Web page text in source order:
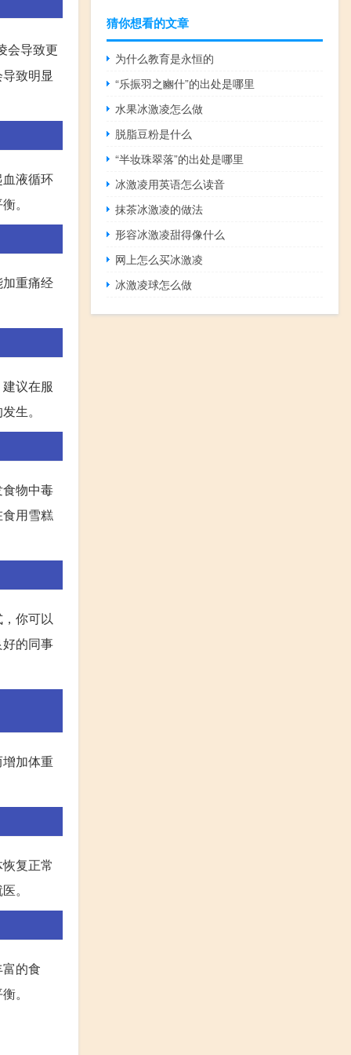
会导致更
致明显
液循环
。
重痛经
议在服
生。
物中毒
用雪糕
你可以
的同事
加体重
复正常
。
的食
。
猜你想看的文章
为什么教育是永恒的
“乐振羽之豳什”的出处是哪里
水果冰激凌怎么做
脱脂豆粉是什么
“半妆珠翠落”的出处是哪里
冰激凌用英语怎么读音
抹茶冰激凌的做法
形容冰激凌甜得像什么
网上怎么买冰激凌
冰激凌球怎么做